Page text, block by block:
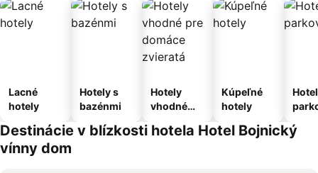
Lacné
hotely
Hotely s
bazénmi
Hotely
vhodné
domáce
Kúpeľné
hotely
Destinácie v blízkosti hotela Hotel Bojnický
vínny dom